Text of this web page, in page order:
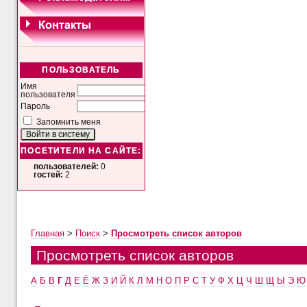
ПОЛЬЗОВАТЕЛЬ
Имя
пользователя
Пароль
Запомнить меня
ПОСЕТИТЕЛИ НА САЙТЕ:
пользователей: 0
гостей: 2
Главная> Поиск> Просмотреть список авторов
Просмотреть список авторов
А Б В Г Д Е Ё Ж З И Й К Л М Н О П Р С Т У Ф Х Ч Ы Э Ю